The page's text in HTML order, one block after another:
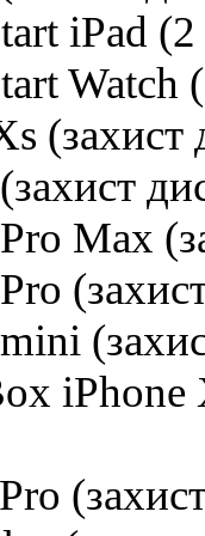
iPad
Watch
(захист
Max